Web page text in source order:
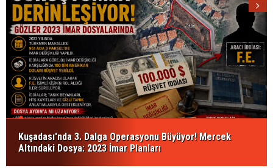
Kuşadası'nda 3. Dalga Operasyonu Büyüyor! Mercek
Altındaki Dosya: 2023 İmar Planları